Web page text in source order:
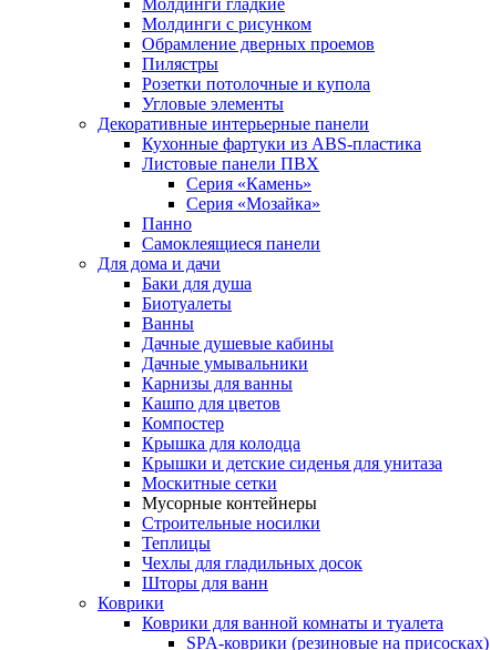
Молдинги гладкие
Молдинги с рисунком
Обрамление дверных проемов
Пилястры
Розетки потолочные и купола
Угловые элементы
Декоративные интерьерные панели
Кухонные фартуки из ABS-пластика
Листовые панели ПВХ
Серия «Камень»
Серия «Мозайка»
Панно
Самоклеящиеся панели
Для дома и дачи
Баки для душа
Биотуалеты
Ванны
Дачные душевые кабины
Дачные умывальники
Карнизы для ванны
Кашпо для цветов
Компостер
Крышка для колодца
Крышки и детские сиденья для унитаза
Москитные сетки
Мусорные контейнеры
Строительные носилки
Теплицы
Чехлы для гладильных досок
Шторы для ванн
Коврики
Коврики для ванной комнаты и туалета
SPA-коврики (резиновые на присосках)